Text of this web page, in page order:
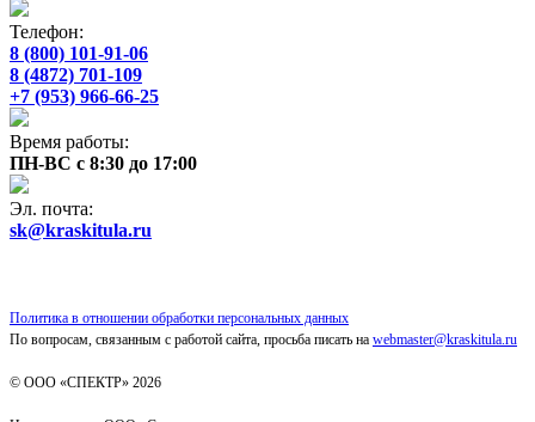
Телефон:
8 (800) 101-91-06
8 (4872) 701-109
+7 (953) 966-66-25
Время работы:
ПН-ВС с 8:30 до 17:00
Эл. почта:
sk@kraskitula.ru
Политика в отношении обработки персональных данных
По вопросам, связанным с работой сайта, просьба писать на webmaster@kraskitula.ru
© ООО «СПЕКТР» 2026